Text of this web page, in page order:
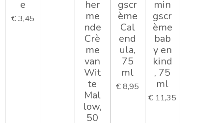
e
€ 3,45
her
me
nde
Crè
me
van
Wit
te
Mal
low,
50
gscr
ème
Cal
end
ula,
75
ml
€ 8,95
min
gscr
ème
bab
y en
kind
, 75
ml
€ 11,35